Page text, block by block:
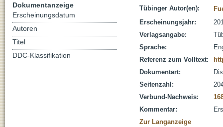
Tübinger Autor(en):
Erscheinungsjahr:
Verlagsangabe:
Sprache:
Referenz zum Volltext:
Dokumentart:
Seitenzahl:
Verbund-Nachweis:
Kommentar:
Zur Langanzeige
Dokumentanzeige
Erscheinungsdatum
Autoren
Titel
DDC-Klassifikation